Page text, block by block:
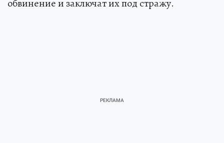
обвинение и заключат их под стражу.